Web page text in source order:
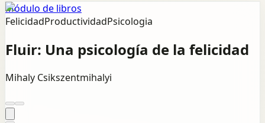
Módulo de libros
FelicidadProductividadPsicologia
Fluir: Una psicología de la felicidad
Mihaly Csikszentmihalyi